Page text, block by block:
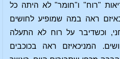
"רוח" ו"חומר" לא היתה כל
ראה במה שמופיע לחושים
וכשדיבר על רוח לא התעלה
המניכאיזם ראה בכוכבים